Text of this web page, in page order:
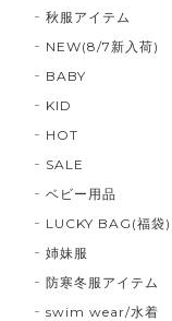
秋服アイテム
NEW(8/7新入荷)
BABY
KID
HOT
SALE
ベビー用品
LUCKY BAG(福袋)
姉妹服
防寒冬服アイテム
swim wear/水着